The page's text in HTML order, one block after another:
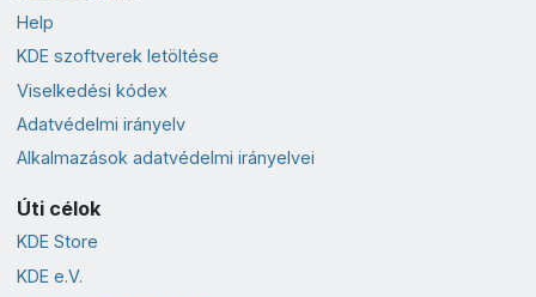
Help
KDE szoftverek letöltése
Viselkedési kódex
Adatvédelmi irányelv
Alkalmazások adatvédelmi irányelvei
Úti célok
KDE Store
KDE e.V.